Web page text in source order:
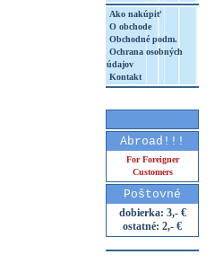
Ako nakúpiť
O obchode
Obchodné podm.
Ochrana osobných
údajov
Kontakt
Abroad!!!
For Foreigner
Customers
Poštovné
dobierka: 3,- €
ostatné: 2,- €